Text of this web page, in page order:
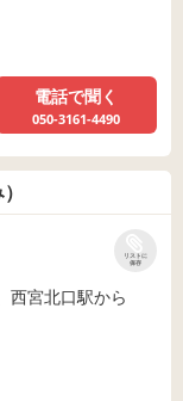
電話で聞く
050-3161-4490
リストに
保存
西宮北口駅から